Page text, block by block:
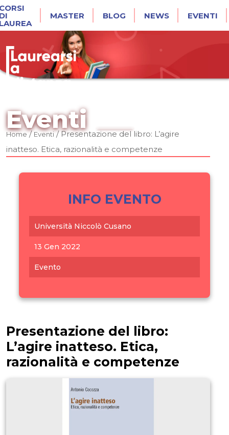
MASTER BLOG NEWS EVENTI
Eventi
Home/Eventi/Presentazione del libro: L’agire
inatteso. Etica, razionalità e competenze
INFO EVENTO
Università Niccolò Cusano
13 Gen 2022
Evento
Presentazione del libro:
L’agire inatteso. Etica,
razionalità e competenze